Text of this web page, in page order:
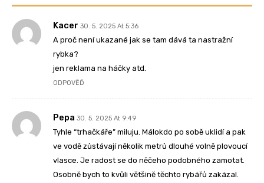
Kacer 30. 5. 2025 At 5:36
A proč není ukazané jak se tam dává ta nastražní
rybka?
jen reklama na háčky atd.
ODPOVĚĎ
Pepa 30. 5. 2025 At 9:49
Tyhle “trhačkáře” miluju. Málokdo po sobě uklidí a pak
ve vodě zůstávají několik metrů dlouhé volně plovoucí
vlasce. Je radost se do něčeho podobného zamotat.
Osobně bych to kvůli většině těchto rybářů zakázal.